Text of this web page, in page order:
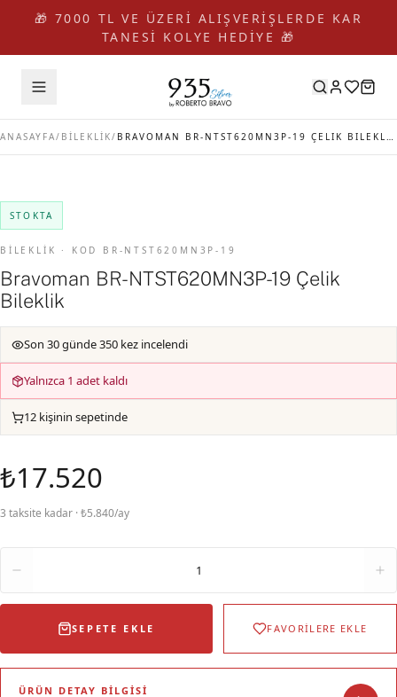
🎁 7000 TL VE ÜZERİ ALIŞVERİŞLERDE KAR
TANESİ KOLYE HEDİYE 🎁
ANASAYFA/ BİLEKLİK/ BRAVOMAN BR-NTST620MN3P-19 ÇELIK BILEKLIK
STOKTA
BİLEKLİK · KOD BR-NTST620MN3P-19
Bravoman BR-NTST620MN3P-19 Çelik
Bileklik
Son 30 günde 350 kez incelendi
Yalnızca 1 adet kaldı
12 kişinin sepetinde
₺17.520
3 taksite kadar · ₺5.840/ay
1
SEPETE EKLE FAVORİLERE EKLE
ÜRÜN DETAY BILGISI